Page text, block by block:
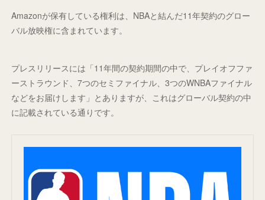
Amazonが保有している権利は、NBAと結んだ11年契約のグロー
バル放映権に含まれています。
プレスリリースには「11年間の契約期間の中で、プレイオフファ
ーストラウンド、7つのセミファイナル、3つのWNBAファイナル
などをお届けします」とありますが、これはグローバル契約の中
に記載されている通りです。